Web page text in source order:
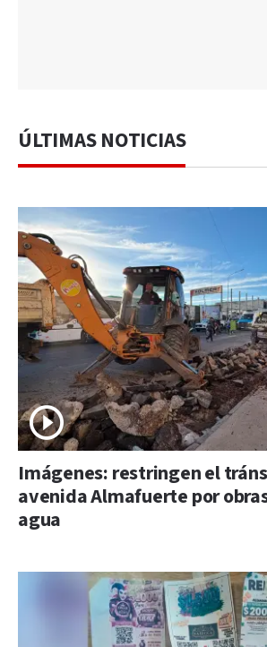
ÚLTIMAS NOTICIAS
Imágenes: restringen el
avenida Almafuerte por
agua